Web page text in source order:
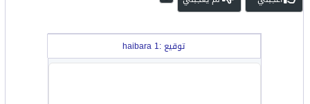
توقيع :haibara 1